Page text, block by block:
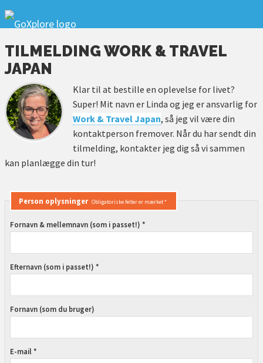
TILMELDING WORK & TRAVEL
JAPAN
Klar til at bestille en oplevelse for livet?
Super! Mit navn er Linda og jeg er ansvarlig for
Work & Travel Japan, så jeg vil være din
kontaktperson fremover. Når du har sendt din
tilmelding, kontakter jeg dig så vi sammen
kan planlægge din tur!
Person oplysninger Obligatoriske felter er mærket *
Fornavn & mellemnavn (som i passet!) *
Efternavn (som i passet!) *
Fornavn (som du bruger)
E-mail *